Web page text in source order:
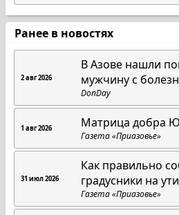
Ранее в новостях
2 авг 2026
В Азове нашли
мужчину с
DonDay
1 авг 2026 Матрица добра
Газета «Приазовье»
31 июл 2026
Как правильно
градусники на
Газета «Приазовье»